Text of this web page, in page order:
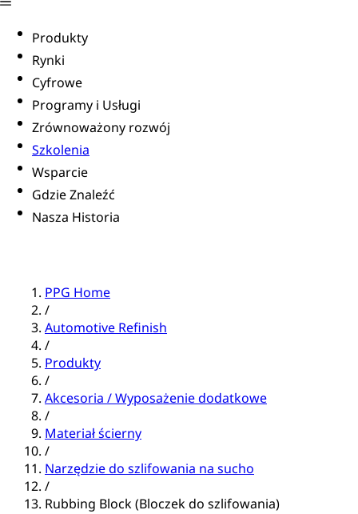
Produkty
Rynki
Cyfrowe
Programy i Usługi
Zrównoważony rozwój
Szkolenia
Wsparcie
Gdzie Znaleźć
Nasza Historia
PPG Home
/
Automotive Refinish
/
Produkty
/
Akcesoria / Wyposażenie dodatkowe
/
Materiał ścierny
/
Narzędzie do szlifowania na sucho
/
Rubbing Block (Bloczek do szlifowania)